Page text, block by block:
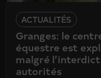
ACTUALITÉS
Granges: le
équestre est
malgré
autorités